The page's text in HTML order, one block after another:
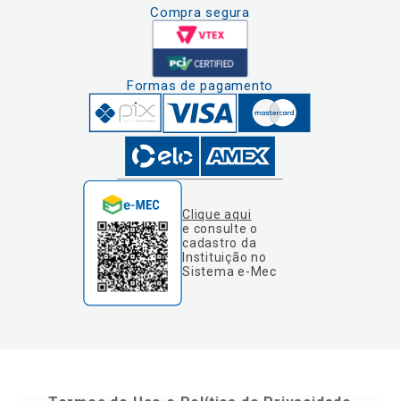
Compra segura
Formas de pagamento
Clique aqui
e consulte o
cadastro da
Instituição no
Sistema e-Mec